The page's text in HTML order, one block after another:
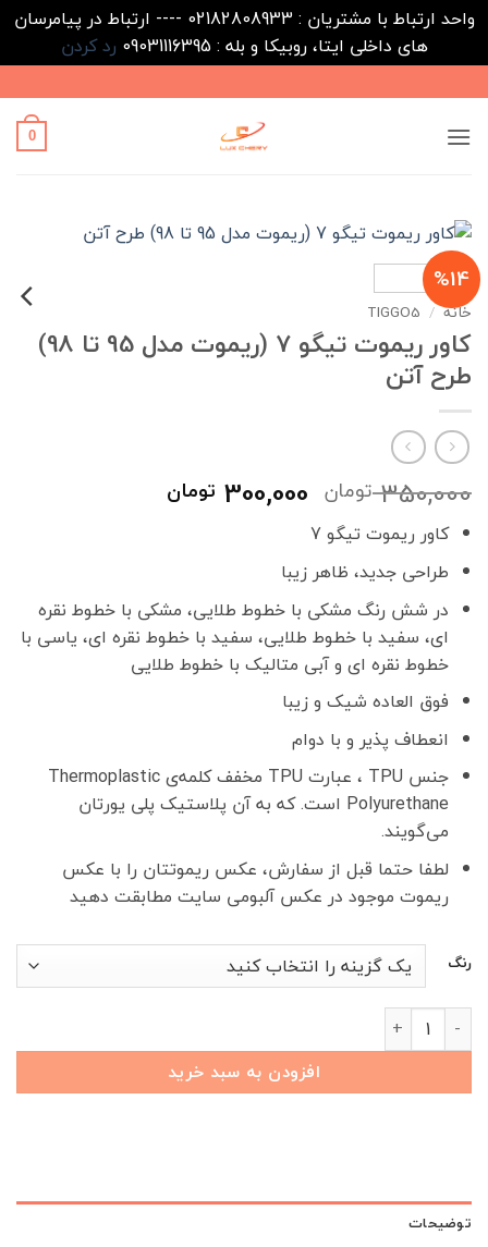
واحد ارتباط با مشتریان : 02182808933 ---- ارتباط در پیامرسان
های داخلی ایتا، روبیکا و بله : 09031116395
رد کردن
to
content
0
%14
خانه /
TIGGO5
کاور ریموت تیگو 7 (ریموت مدل 95 تا 98)
طرح آتن
350,000 تومان قیمت
اصلی
بود.
300,000 تومان
کاور ریموت تیگو 7
طراحی جدید، ظاهر زیبا
در شش رنگ مشکی با خطوط طلایی، مشکی با خطوط نقره
ای، سفید با خطوط طلایی، سفید با خطوط نقره ای، یاسی با
خطوط نقره ای و آبی متالیک با خطوط طلایی
فوق العاده شیک و زیبا
انعطاف پذیر و با دوام
جنس TPU ، عبارت TPU مخفف کلمه‌ی Thermoplastic
Polyurethane است. که به آن پلاستیک پلی یورتان
می‌گویند.
لطفا حتما قبل از سفارش، عکس ریموتتان را با عکس
ریموت موجود در عکس آلبومی سایت مطابقت دهید
رنگ
کاور ریموت تیگو 7 (ریموت مدل 95 تا 98) طرح آتن عدد
افزودن به سبد خرید
توضیحات